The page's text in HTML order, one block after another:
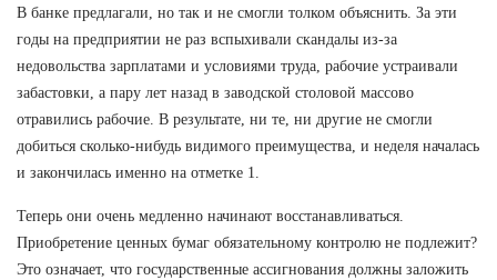
В банке предлагали, но так и не смогли толком объяснить. За эти
годы на предприятии не раз вспыхивали скандалы из-за
недовольства зарплатами и условиями труда, рабочие устраивали
забастовки, а пару лет назад в заводской столовой массово
отравились рабочие. В результате, ни те, ни другие не смогли
добиться сколько-нибудь видимого преимущества, и неделя началась
и закончилась именно на отметке 1.
Теперь они очень медленно начинают восстанавливаться.
Приобретение ценных бумаг обязательному контролю не подлежит?
Это означает, что государственные ассигнования должны заложить